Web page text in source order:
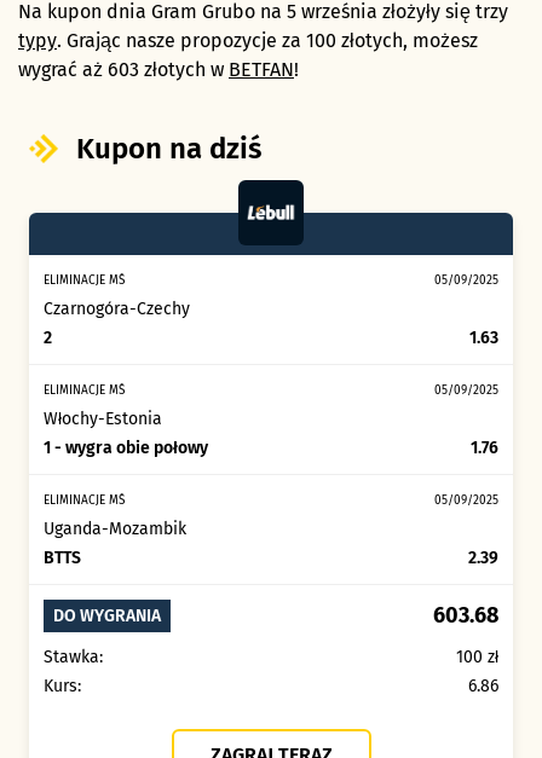
Na kupon dnia Gram Grubo na 5 września złożyły się trzy
typy. Grając nasze propozycje za 100 złotych, możesz
wygrać aż 603 złotych w BETFAN!
Kupon na dziś
ELIMINACJE MŚ 05/09/2025
Czarnogóra-Czechy
2
1.63
ELIMINACJE MŚ 05/09/2025
Włochy-Estonia
1 - wygra obie połowy
1.76
ELIMINACJE MŚ 05/09/2025
Uganda-Mozambik
BTTS
2.39
DO WYGRANIA 603.68
Stawka:
100 zł
Kurs:
6.86